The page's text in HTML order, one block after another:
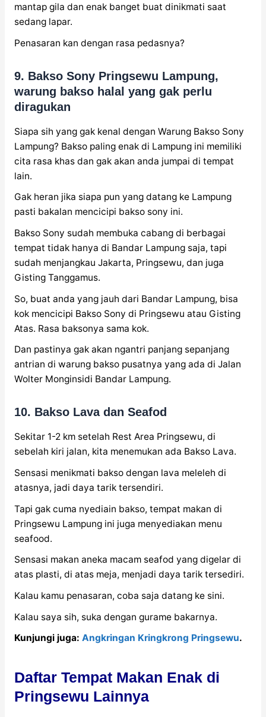
mantap gila dan enak banget buat dinikmati saat
sedang lapar.
Penasaran kan dengan rasa pedasnya?
9. Bakso Sony Pringsewu Lampung,
warung bakso halal yang gak perlu
diragukan
Siapa sih yang gak kenal dengan Warung Bakso Sony
Lampung? Bakso paling enak di Lampung ini memiliki
cita rasa khas dan gak akan anda jumpai di tempat
lain.
Gak heran jika siapa pun yang datang ke Lampung
pasti bakalan mencicipi bakso sony ini.
Bakso Sony sudah membuka cabang di berbagai
tempat tidak hanya di Bandar Lampung saja, tapi
sudah menjangkau Jakarta, Pringsewu, dan juga
Gisting Tanggamus.
So, buat anda yang jauh dari Bandar Lampung, bisa
kok mencicipi Bakso Sony di Pringsewu atau Gisting
Atas. Rasa baksonya sama kok.
Dan pastinya gak akan ngantri panjang sepanjang
antrian di warung bakso pusatnya yang ada di Jalan
Wolter Monginsidi Bandar Lampung.
10. Bakso Lava dan Seafod
Sekitar 1-2 km setelah Rest Area Pringsewu, di
sebelah kiri jalan, kita menemukan ada Bakso Lava.
Sensasi menikmati bakso dengan lava meleleh di
atasnya, jadi daya tarik tersendiri.
Tapi gak cuma nyediain bakso, tempat makan di
Pringsewu Lampung ini juga menyediakan menu
seafood.
Sensasi makan aneka macam seafod yang digelar di
atas plasti, di atas meja, menjadi daya tarik tersediri.
Kalau kamu penasaran, coba saja datang ke sini.
Kalau saya sih, suka dengan gurame bakarnya.
Kunjungi juga: Angkringan Kringkrong Pringsewu.
Daftar Tempat Makan Enak di
Pringsewu Lainnya